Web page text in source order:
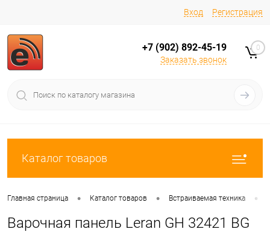
Вход Регистрация
+7 (902) 892-45-19
Заказать звонок
0
Каталог товаров
Главная страница • Каталог товаров • Встраиваемая техника •
Варочная панель Leran GH 32421 BG